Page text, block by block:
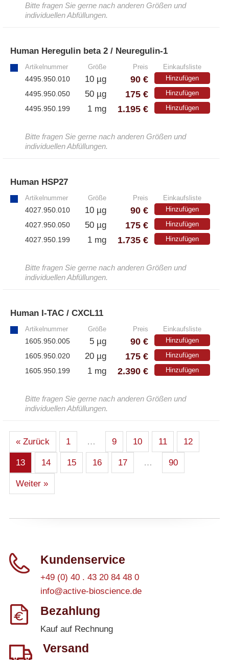
Bitte fragen Sie gerne nach anderen Größen und
individuellen Abfüllungen.
Human Heregulin beta 2 / Neuregulin-1
Artikelnummer Größe Preis Einkaufsliste
4495.950.010 10 µg 90 € Hinzufügen
4495.950.050 50 µg 175 € Hinzufügen
4495.950.199 1 mg 1.195 € Hinzufügen
Bitte fragen Sie gerne nach anderen Größen und
individuellen Abfüllungen.
Human HSP27
Artikelnummer Größe Preis Einkaufsliste
4027.950.010 10 µg 90 € Hinzufügen
4027.950.050 50 µg 175 € Hinzufügen
4027.950.199 1 mg 1.735 € Hinzufügen
Bitte fragen Sie gerne nach anderen Größen und
individuellen Abfüllungen.
Human I-TAC / CXCL11
Artikelnummer Größe Preis Einkaufsliste
1605.950.005 5 µg 90 € Hinzufügen
1605.950.020 20 µg 175 € Hinzufügen
1605.950.199 1 mg 2.390 € Hinzufügen
Bitte fragen Sie gerne nach anderen Größen und
individuellen Abfüllungen.
« Zurück 1 … 9 10 11 12
13 14 15 16 17 … 90
Weiter »
Kundenservice
+49 (0) 40 . 43 20 84 48 0
info@active-bioscience.de
Bezahlung
Kauf auf Rechnung
Versand